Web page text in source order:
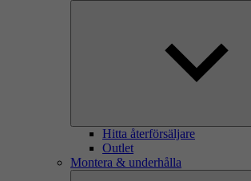
Hitta återförsäljare
Outlet
Montera & underhålla